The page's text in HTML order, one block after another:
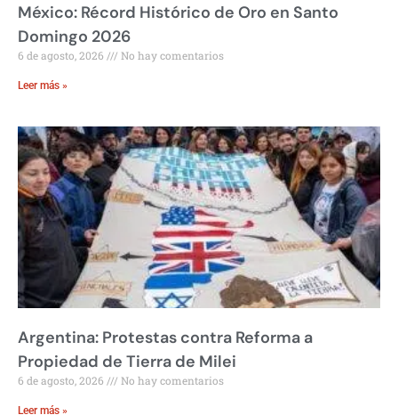
México: Récord Histórico de Oro en Santo
Domingo 2026
6 de agosto, 2026 No hay comentarios
Leer más »
Argentina: Protestas contra Reforma a
Propiedad de Tierra de Milei
6 de agosto, 2026 No hay comentarios
Leer más »